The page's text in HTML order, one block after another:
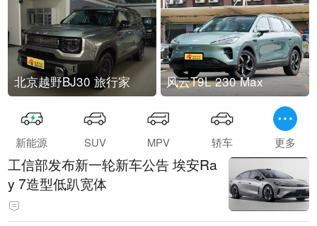
北京越野BJ30 旅行家 风云T9L 230 Max
新能源 SUV MPV 轿车 更多
工信部发布新一轮新车公告 埃安Ra
y 7造型低趴宽体